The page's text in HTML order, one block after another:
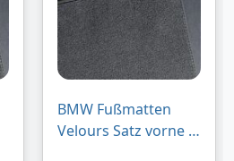
BMW Fußmatten
Velours Satz vorne &